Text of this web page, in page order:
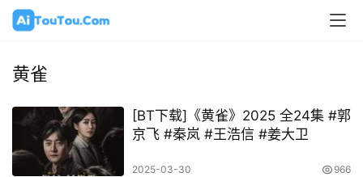
黄雀
[BT下载]《黄雀》2025 全24集 #郭
京飞 #秦岚 #王浩信 #姜大卫
2025-03-30 966